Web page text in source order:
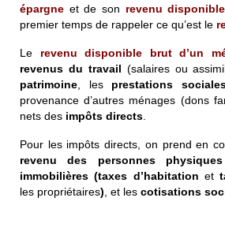
épargne et de son revenu disponible
premier temps de rappeler ce qu’est le
Le revenu disponible brut d’un
revenus du travail (salaires ou
patrimoine , les prestations
provenance d’autres ménages (dons
nets des impôts directs
Pour les impôts directs, on prend en
revenu des personnes physiques
immobilières (taxes d’habitation et
les propriétaires) , et les cotisations